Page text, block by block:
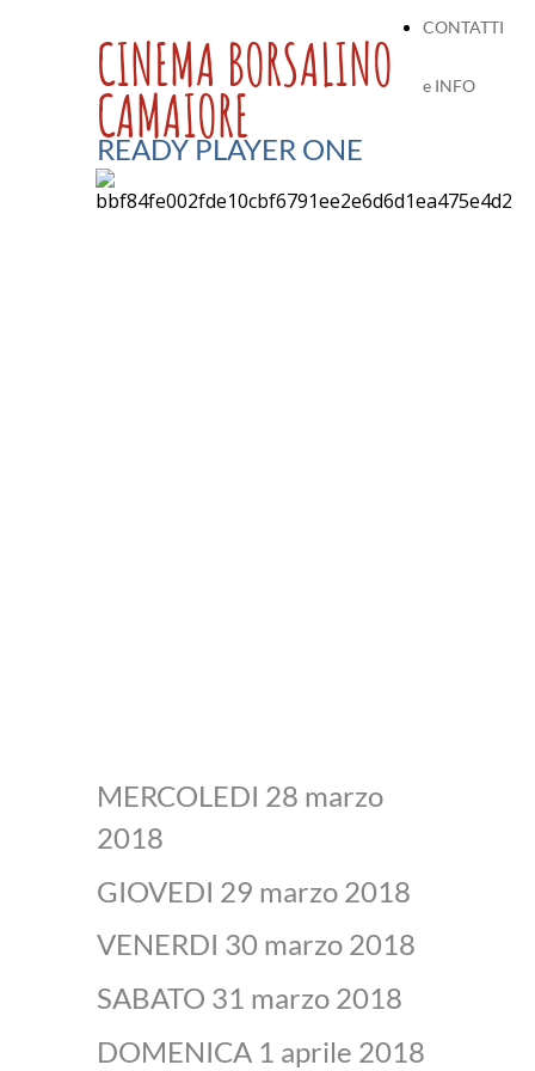
CONTATTI
e INFO
CINEMA BORSALINO
CAMAIORE
READY PLAYER ONE
MERCOLEDI 28 marzo
2018
GIOVEDI 29 marzo 2018
VENERDI 30 marzo 2018
SABATO 31 marzo 2018
DOMENICA 1 aprile 2018